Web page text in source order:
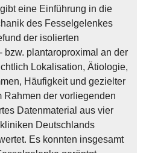
eine Einführung in die
des Fesselgelenkes
der isolierten
bzw. plantaroproximal an der
Lokalisation, Ätiologie,
Häufigkeit und gezielter
Rahmen der vorliegenden
Datenmaterial aus vier
Deutschlands
Es konnten insgesamt